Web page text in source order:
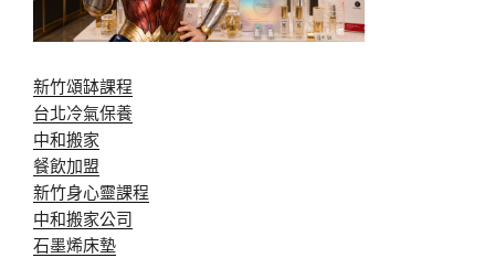
新竹頌缽課程
台北冷氣保養
中和搬家
餐飲加盟
新竹身心靈課程
中和搬家公司
石墨烯床墊